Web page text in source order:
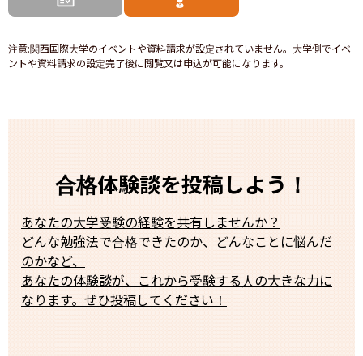
注意:関西国際大学のイベントや資料請求が設定されていません。大学側でイベ
ントや資料請求の設定完了後に閲覧又は申込が可能になります。
合格体験談を投稿しよう！
あなたの大学受験の経験を共有しませんか？
どんな勉強法で合格できたのか、どんなことに悩んだ
のかなど、
あなたの体験談が、これから受験する人の大きな力に
なります。ぜひ投稿してください！